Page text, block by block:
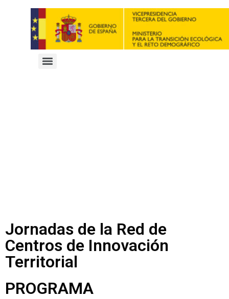
Jornadas de la Red de
Centros de Innovación
Territorial
PROGRAMA